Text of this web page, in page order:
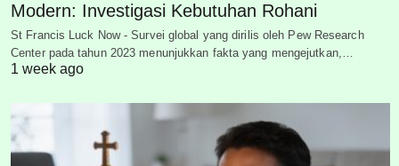
Modern: Investigasi Kebutuhan Rohani
St Francis Luck Now - Survei global yang dirilis oleh Pew Research
Center pada tahun 2023 menunjukkan fakta yang mengejutkan,…
1 week ago